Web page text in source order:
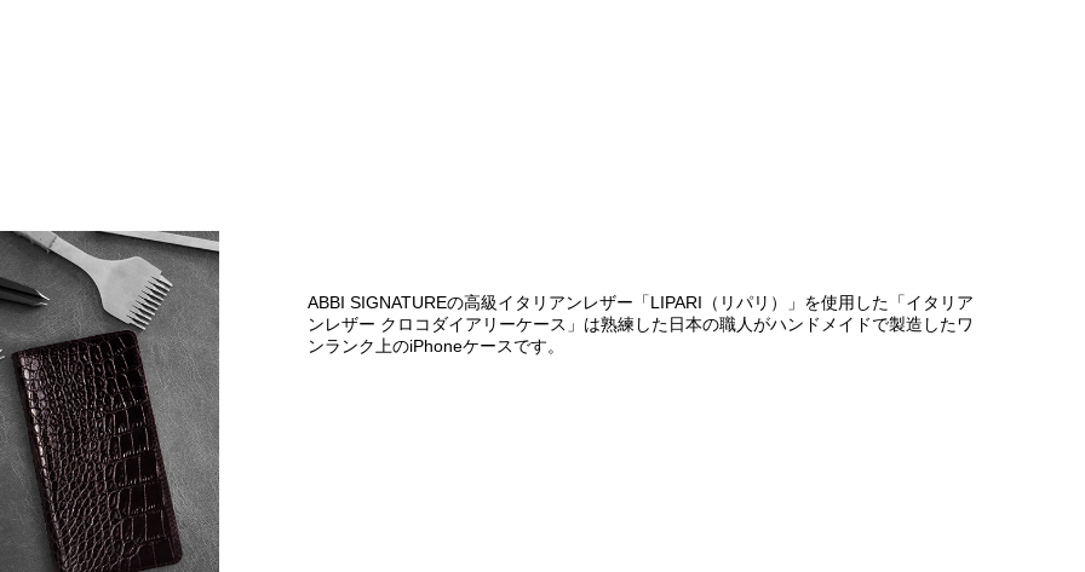
ABBI SIGNATUREの高級イタリアンレザー「LIPARI（リパリ）」を使用した「イタリア
ンレザー クロコダイアリーケース」は熟練した日本の職人がハンドメイドで製造したワ
ンランク上のiPhoneケースです。